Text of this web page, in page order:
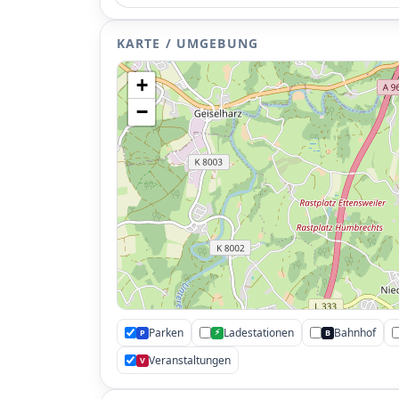
KARTE / UMGEBUNG
+
−
P Parken ⚡ Ladestationen B Bahnhof
V Veranstaltungen